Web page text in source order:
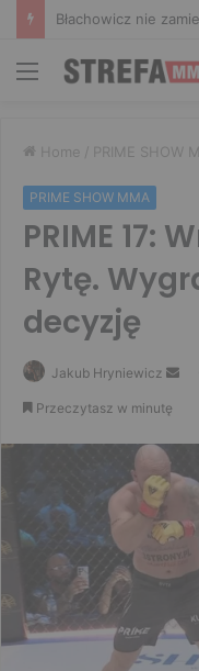
Menu
Home / PRIME SHOW
PRIME SHOW MMA
PRIME 17:
Rytę.
decyzję
Jakub Hryniewicz
Przeczytasz w minutę